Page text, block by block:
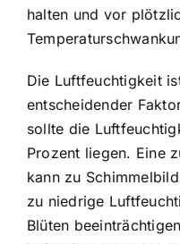
halten und vor
Die Luftfeuchtigkeit
entscheidender
sollte die
Prozent liegen. Eine
kann zu
zu niedrige
Blüten